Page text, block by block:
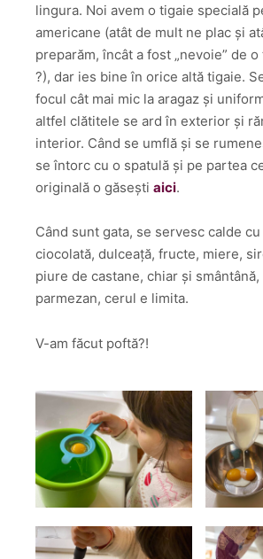
lingura. Noi avem o tigaie specială
americane (atât de mult ne plac și
preparăm, încât a fost „nevoie” de
?), dar ies bine în orice altă tigaie.
focul cât mai mic la aragaz și
altfel clătitele se ard în exterior și
interior. Când se umflă și se
se întorc cu o spatulă și pe partea
originală o găsești aici.
Când sunt gata, se servesc calde
ciocolată, dulceață, fructe, miere,
piure de castane, chiar și smântână,
parmezan, cerul e limita.
V-am făcut poftă?!